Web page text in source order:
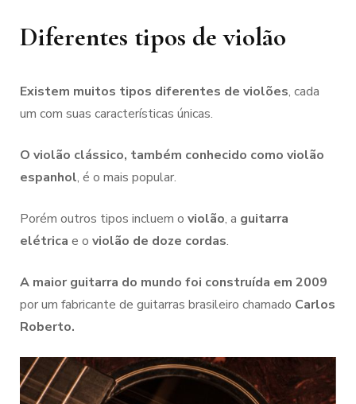
Diferentes tipos de violão
Existem muitos tipos diferentes de violões, cada
um com suas características únicas.
O violão clássico, também conhecido como violão
espanhol, é o mais popular.
Porém outros tipos incluem o violão, a guitarra
elétrica e o violão de doze cordas.
A maior guitarra do mundo foi construída em 2009
por um fabricante de guitarras brasileiro chamado Carlos
Roberto.